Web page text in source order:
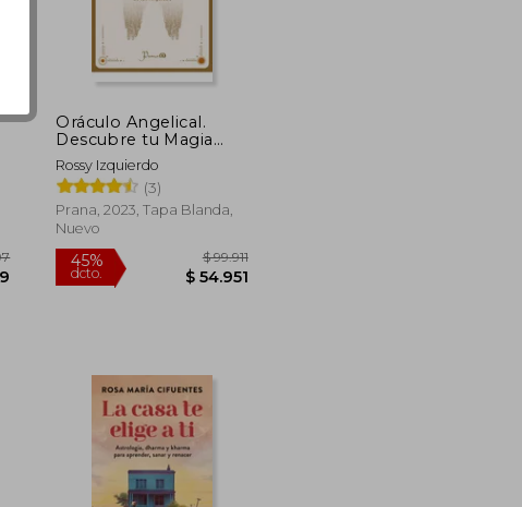
$ 78.964
6%
dcto.
Oráculo Angelical.
Descubre tu Magia
con Ayuda de los
Ángeles
Rossy Izquierdo
(3)
Prana, 2023, Tapa Blanda,
Nuevo